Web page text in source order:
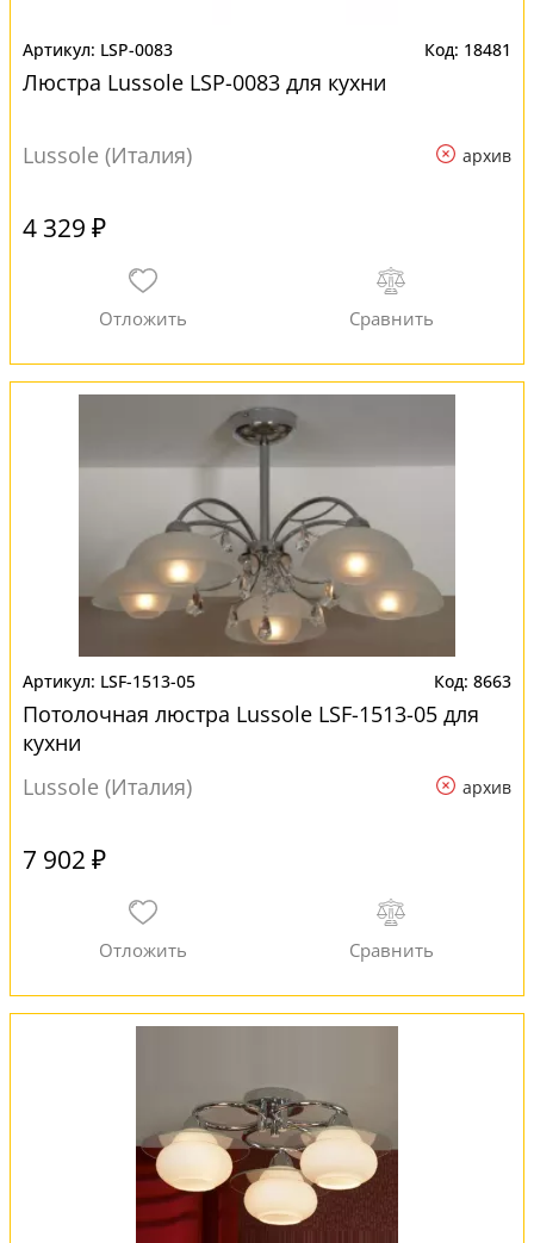
LSP-0083 18481
Люстра Lussole LSP-0083 для кухни
Lussole (Италия) архив
4 329 ₽
LSF-1513-05 8663
Потолочная люстра Lussole LSF-1513-05 для
кухни
Lussole (Италия)
архив
7 902 ₽